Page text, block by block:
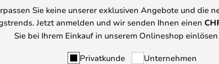
Sie keine unserer exklusiven Angebote und die
Jetzt anmelden und wir senden Ihnen einen
Sie bei Ihrem Einkauf in unserem Onlineshop
Privatkunde Unternehmen